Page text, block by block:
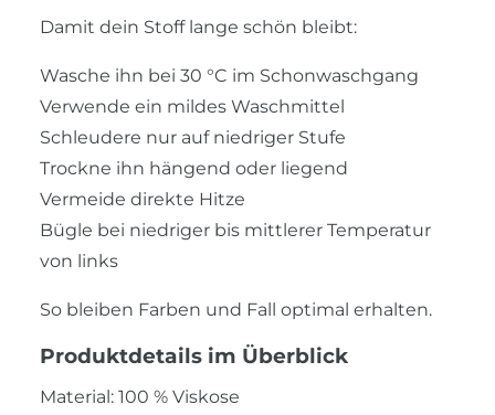
Damit dein Stoff lange schön bleibt:
Wasche ihn bei 30 °C im Schonwaschgang
Verwende ein mildes Waschmittel
Schleudere nur auf niedriger Stufe
Trockne ihn hängend oder liegend
Vermeide direkte Hitze
Bügle bei niedriger bis mittlerer Temperatur
von links
So bleiben Farben und Fall optimal erhalten.
Produktdetails im Überblick
Material: 100 % Viskose